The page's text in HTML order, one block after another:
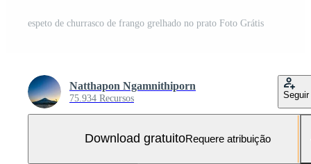
espeto de churrasco de frango grelhado no prato Foto Grátis
Natthapon Ngamnithiporn
75.934 Recursos Seguir
Download gratuitoRequere atribuição